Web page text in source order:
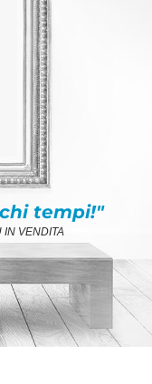
tempi!"
IN VENDITA